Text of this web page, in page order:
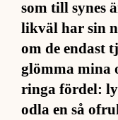
som till sy­nes
lik­väl har sin
om de en­dast
glömma mina
ringa för­del:
odla en så